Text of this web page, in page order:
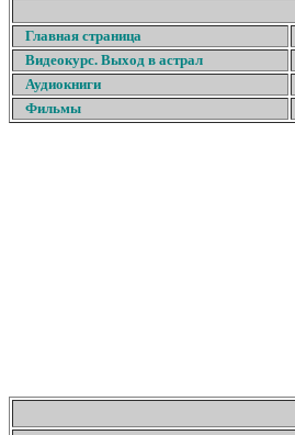
Главная страница
Видеокурс. Выход в астрал
Аудиокниги
Фильмы